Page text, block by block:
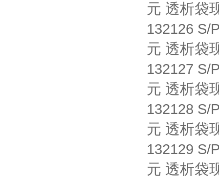
元 透析袋
132126 S/
元 透析袋
132127 S/
元 透析袋
132128 S/
元 透析袋
132129 S/
元 透析袋